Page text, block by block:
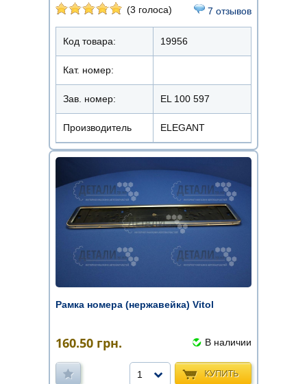
(3 голоса) 7 отзывов
Код товара: 19956
Кат. номер:
Зав. номер: EL 100 597
Производитель ELEGANT
Рамка номера (нержавейка) Vitol
160.50 грн. В наличии
КУПИТЬ
1